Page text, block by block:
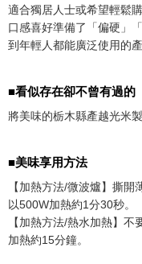
適合獨居人士或希望輕鬆
口感喜好準備了「偏硬」
到年輕人都能廣泛使用的產
■看似存在卻不曾有過的
將美味的栃木縣產越光米
■美味享用方法
【加熱方法/微波爐】撕
以500W加熱約1分30秒。
【加熱方法/熱水加熱】不
加熱約15分鐘。